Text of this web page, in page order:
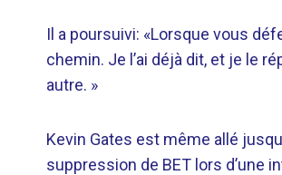
Il a poursuivi: «Lorsque vous
chemin. Je l’ai déjà dit, et je le
autre. »
Kevin Gates est même allé
suppression de BET lors d’une